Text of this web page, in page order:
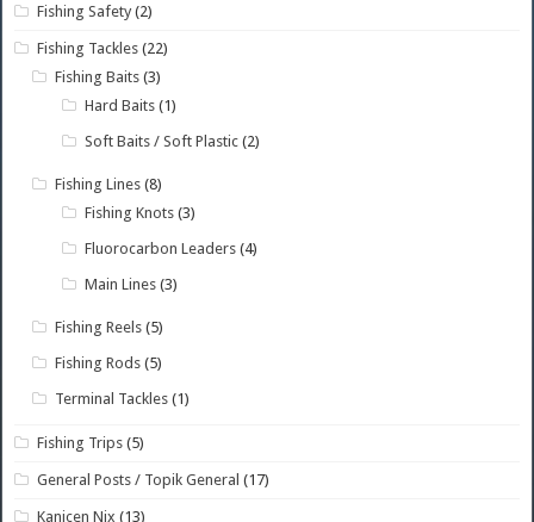
Fishing Safety (2)
Fishing Tackles (22)
Fishing Baits (3)
Hard Baits (1)
Soft Baits / Soft Plastic (2)
Fishing Lines (8)
Fishing Knots (3)
Fluorocarbon Leaders (4)
Main Lines (3)
Fishing Reels (5)
Fishing Rods (5)
Terminal Tackles (1)
Fishing Trips (5)
General Posts / Topik General (17)
Kanicen Nix (13)